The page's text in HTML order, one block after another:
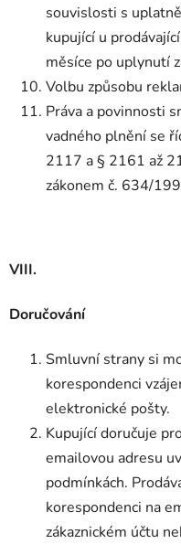
souvislosti s
kupující u
měsíce po uplynutí
Volbu způsobu
Práva a povinnosti
vadného plnění se
2117 a § 2161 až
zákonem č. 634/
VIII.
Doručování
Smluvní strany si
korespondenci
elektronické pošty.
Kupující doručuje
emailovou adresu
podmínkách.
korespondenci na
zákaznickém účtu